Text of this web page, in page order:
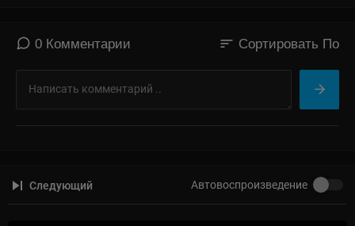
0 Комментарии sort Сортировать По
Следующий Автовоспроизведение